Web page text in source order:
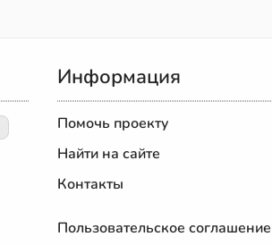
Информация
Помочь проекту
Найти на сайте
Контакты
Пользовательское соглашение